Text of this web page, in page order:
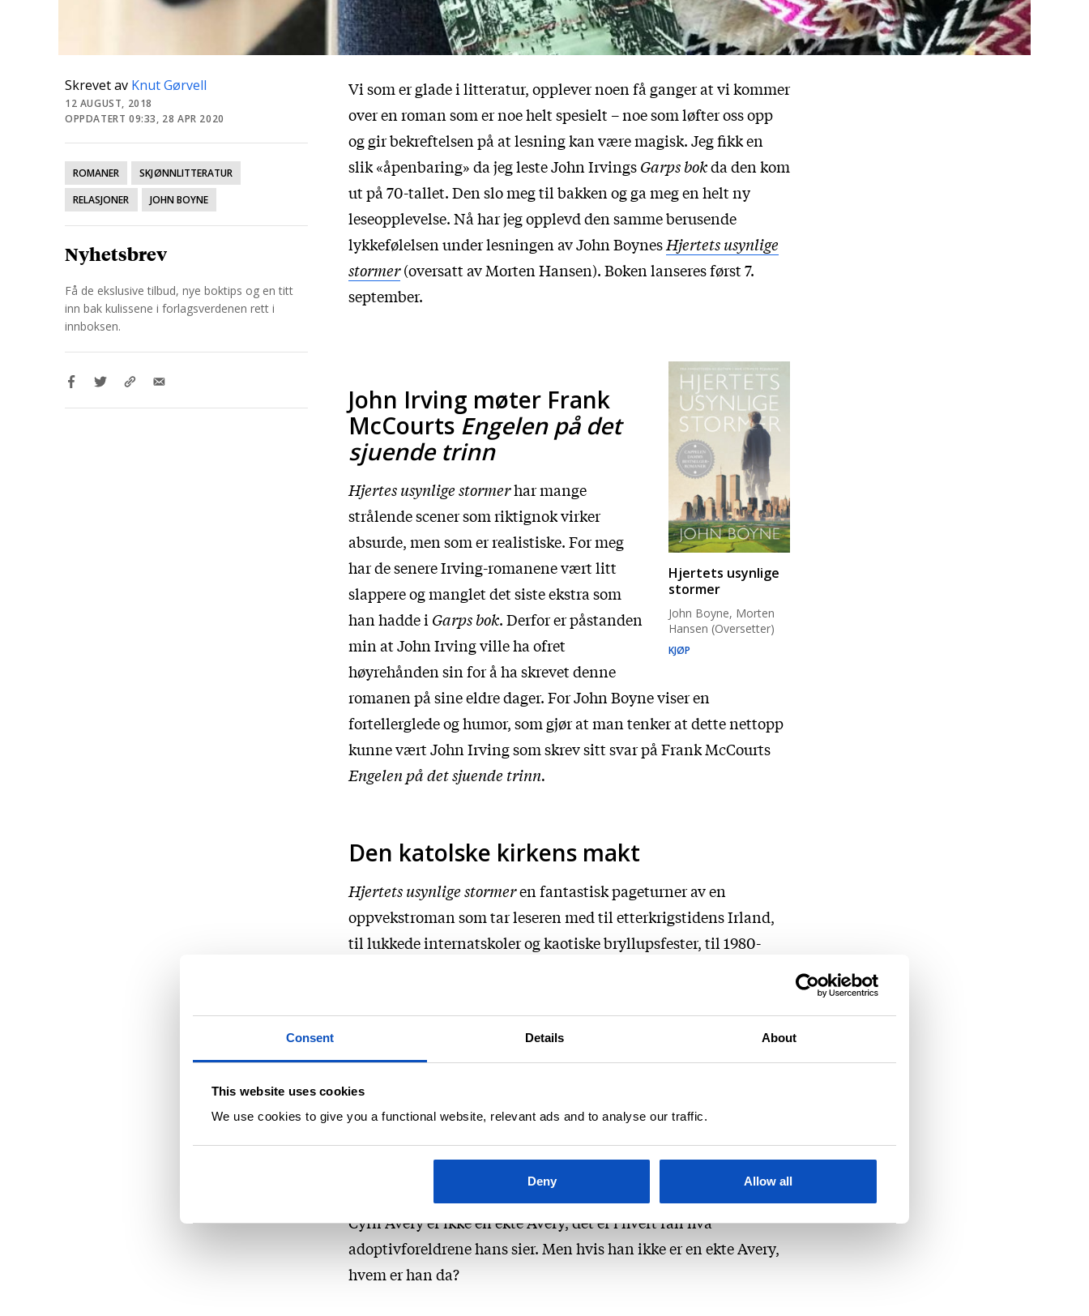
Consent Details About
This website uses cookies
We use cookies to give you a functional website, relevant ads and to analyse our traffic.
Deny Allow all
Skrevet av Knut Gørvell
12 AUGUST, 2018
OPPDATERT 09:33, 28 APR 2020
ROMANER
SKJØNNLITTERATUR
RELASJONER
JOHN BOYNE
Nyhetsbrev
Få de ekslusive tilbud, nye boktips og en titt
inn bak kulissene i forlagsverdenen rett i
innboksen.
Vi som er glade i litteratur, opplever noen få ganger at vi kommer
over en roman som er noe helt spesielt – noe som løfter oss opp
og gir bekreftelsen på at lesning kan være magisk. Jeg fikk en
slik «åpenbaring» da jeg leste John IrvingsGarps bokda den kom
ut på 70-tallet. Den slo meg til bakken og ga meg en helt ny
leseopplevelse. Nå har jeg opplevd den samme berusende
lykkefølelsen under lesningen av John BoynesHjertets usynlige
stormer(oversatt av Morten Hansen). Boken lanseres først 7.
september.
Hjertets usynlige
stormer
John Boyne, Morten
Hansen (Oversetter)
KJØP
John Irving møter Frank
McCourts Engelen på det
sjuende trinn
Hjertes usynlige stormerhar mange
strålende scener som riktignok virker
absurde, men som er realistiske. For meg
har de senere Irving-romanene vært litt
slappere og manglet det siste ekstra som
han hadde i Garps bok. Derfor er påstanden
min at John Irving ville ha ofret
høyrehånden sin for å ha skrevet denne
romanen på sine eldre dager. For John Boyne viser en
fortellerglede og humor, som gjør at man tenker at dette nettopp
kunne vært John Irving som skrev sitt svar på Frank McCourts
Engelen på det sjuende trinn.
Den katolske kirkens makt
Hjertets usynlige stormeren fantastisk pageturner av en
oppvekstroman som tar leseren med til etterkrigstidens Irland,
til lukkede internatskoler og kaotiske bryllupsfester, til 1980-
penser innom mange av de mest epokegjørende øyeblikkene i
Det viktigste underliggende temaet er den katolske kirkens
makt. John Boyne takler det alvorlig temaet med bravour.
Cyril Avery er ikke en ekte Avery, det er i hvert fall hva
adoptivforeldrene hans sier. Men hvis han ikke er en ekte Avery,
hvem er han da?